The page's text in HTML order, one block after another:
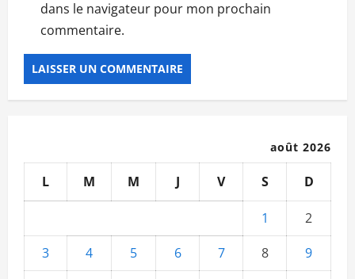
dans le navigateur pour mon prochain
commentaire.
août 2026
L M M J V S D
1
2
3
4 5 6 7 8
9